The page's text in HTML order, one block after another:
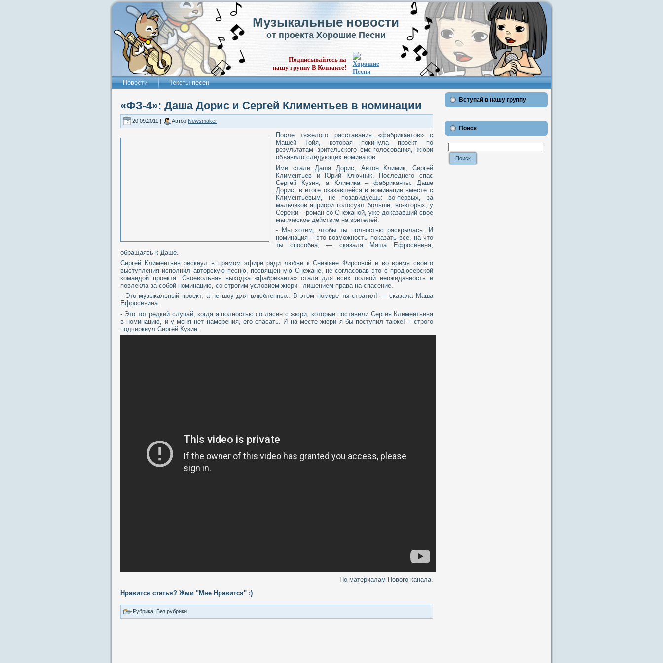
Музыкальные новости
от проекта Хорошие Песни
Подписывайтесь на
нашу группу В Контакте!
Новости Тексты песен
«ФЗ-4»: Даша Дорис и Сергей Климентьев в номинации
20.09.2011 | Автор Newsmaker
После тяжелого расставания «фабрикантов» с
Машей Гойя, которая покинула проект по
результатам зрительского смс-голосования, жюри
объявило следующих номинатов.
Ими стали Даша Дорис, Антон Климик, Сергей
Климентьев и Юрий Ключник. Последнего спас
Сергей Кузин, а Климика – фабриканты. Даше
Дорис, в итоге оказавшейся в номинации вместе с
Климентьевым, не позавидуешь: во-первых, за
мальчиков априори голосуют больше, во-вторых, у
Сережи – роман со Снежаной, уже доказавший свое
магическое действие на зрителей.
- Мы хотим, чтобы ты полностью раскрылась. И
номинация – это возможность показать все, на что
ты способна, — сказала Маша Ефросинина,
обращаясь к Даше.
Сергей Климентьев рискнул в прямом эфире ради любви к Снежане Фирсовой и во время своего
выступления исполнил авторскую песню, посвященную Снежане, не согласовав это с продюсерской
командой проекта. Своевольная выходка «фабриканта» стала для всех полной неожиданность и
повлекла за собой номинацию, со строгим условием жюри –лишением права на спасение.
- Это музыкальный проект, а не шоу для влюбленных. В этом номере ты стратил! — сказала Маша
Ефросинина.
- Это тот редкий случай, когда я полностью согласен с жюри, которые поставили Сергея Климентьева
в номинацию, и у меня нет намерения, его спасать. И на месте жюри я бы поступил также! – строго
подчеркнул Сергей Кузин.
По материалам Нового канала.
Нравится статья? Жми "Мне Нравится" :)
Рубрика: Без рубрики
Вступай в нашу группу
Поиск